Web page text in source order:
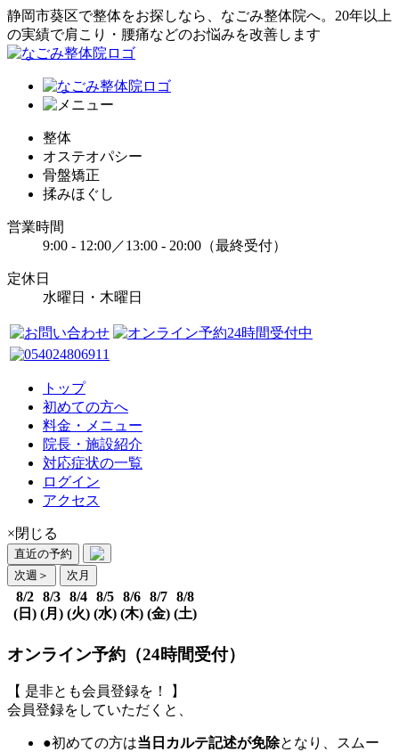
静岡市葵区で整体をお探しなら、なごみ整体院へ。20年以上
の実績で肩こり・腰痛などのお悩みを改善します
整体
オステオパシー
骨盤矯正
揉みほぐし
営業時間
9:00 - 12:00／13:00 - 20:00（最終受付）
定休日
水曜日・木曜日
トップ
初めての方へ
料金・メニュー
院長・施設紹介
対応症状の一覧
ログイン
アクセス
×閉じる
直近の予約
次週 ＞ 次月
8/2
(日)
8/3
(月)
8/4
(火)
8/5
(水)
8/6
(木)
8/7
(金)
8/8
(土)
オンライン予約（24時間受付）
【 是非とも会員登録を！ 】
会員登録をしていただくと、
●初めての方は当日カルテ記述が免除となり、スムー